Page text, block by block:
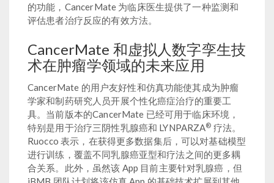
的功能，CancerMate 为临床医生提供了一种监测和
评估患者治疗反应的有效方法。
CancerMate 和虚拟人数字孪生技
术在肿瘤学领域的未来应用
CancerMate 的用户友好性和仿真功能使其成为肿瘤
学家和制药研究人员开展个性化癌症治疗的重要工
具。当前版本的CancerMate 已经可用于临床环境，
特别是用于治疗三阴性乳腺癌和 LYNPARZA® 疗法。
Ruocco 表示，在获得更多数据集后，可以对基础模型
进行训练，覆盖不同乳腺癌亚型和疗法之间的更多耦
合关系。此外，虽然该 App 目前主要针对乳腺癌，但